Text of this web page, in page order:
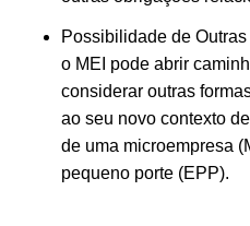
Possibilidade de
o MEI pode abrir
considerar outras
ao seu novo contexto
de uma microempresa
pequeno porte (EPP).